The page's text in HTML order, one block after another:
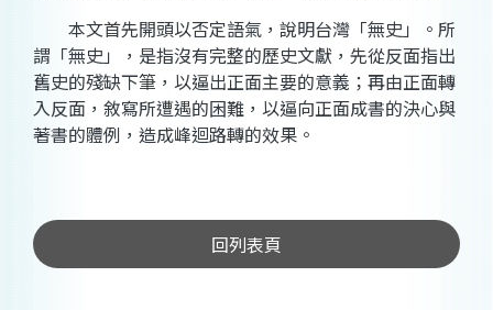
本文首先開頭以否定語氣，說明台灣「無史」。所
謂「無史」，是指沒有完整的歷史文獻，先從反面指出
舊史的殘缺下筆，以逼出正面主要的意義；再由正面轉
入反面，敘寫所遭遇的困難，以逼向正面成書的決心與
著書的體例，造成峰迴路轉的效果。
回列表頁